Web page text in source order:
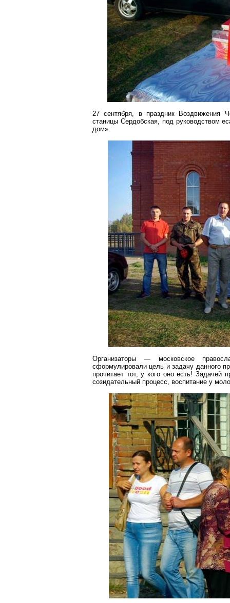
27 сентября, в праздник Воздвижения
станицы Сердобская, под руководством
дом».
Организаторы — московское
сформулировали цель и задачу данного
прочитает тот, у кого оно есть! Задачей
созидательный процесс, воспитание у